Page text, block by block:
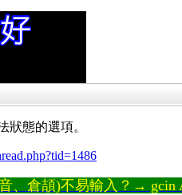
狀態的選項。
、倉頡)不易輸入？→ gcin